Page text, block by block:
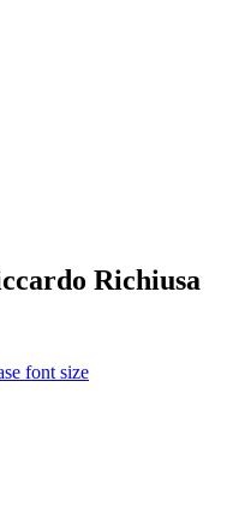
Richiusa
font size